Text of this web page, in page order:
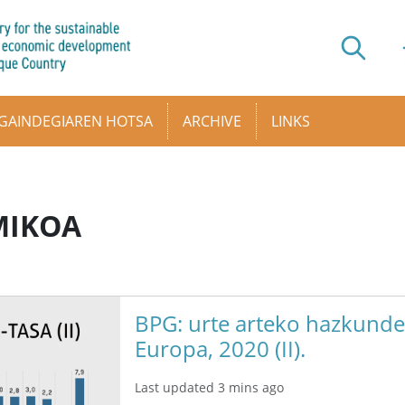
HOTSA ARCHIVE LINKS
BPG: urte arteko
Europa, 2020 (II).
Last updated 3 mins ago